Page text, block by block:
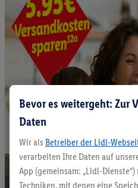
Bevor es weitergeht: Zur
Daten
Wir als Betreiber der Lidl-
verarbeiten Ihre Daten auf
App (gemeinsam: „Lidl-
Techniken, mit denen eine